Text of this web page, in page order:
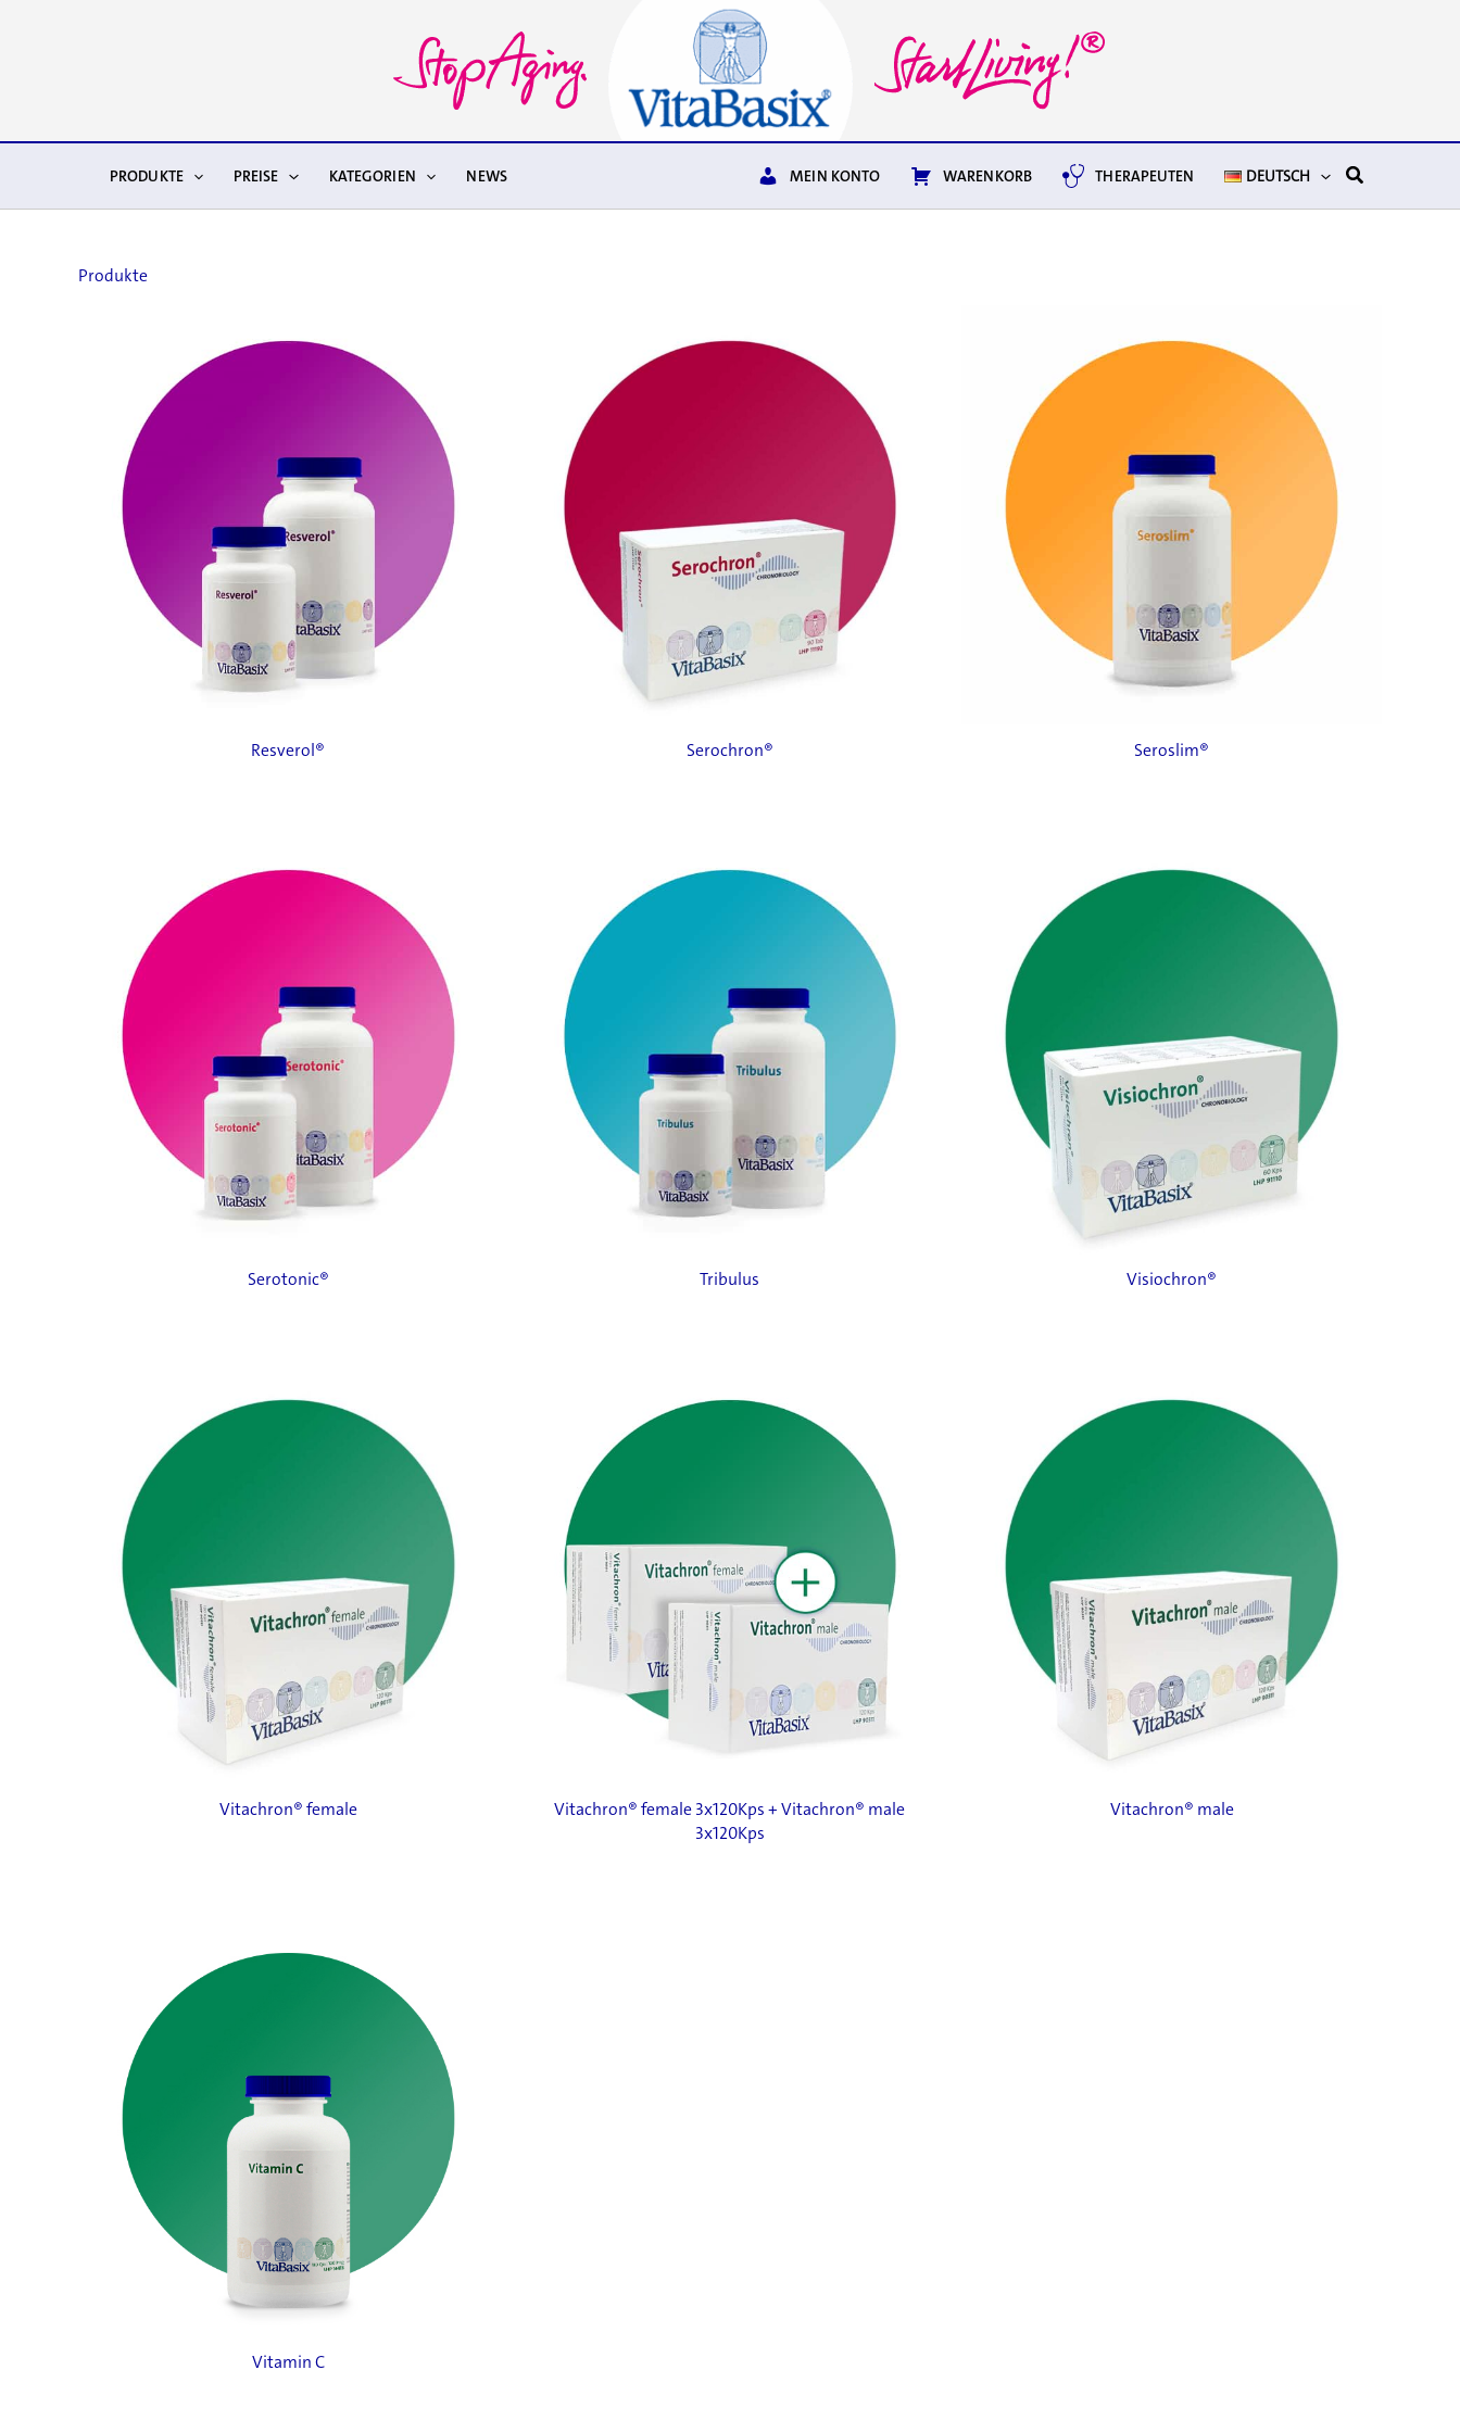
PRODUKTE PREISE KATEGORIEN NEWS MEIN KONTO WARENKORB THERAPEUTEN DEUTSCH Suchen
Produkte
Resverol® Serochron® Seroslim®
Serotonic® Tribulus Visiochron®
Vitachron® female Vitachron® female 3x120Kps + Vitachron® male
3x120Kps
Vitachron® male
Vitamin C